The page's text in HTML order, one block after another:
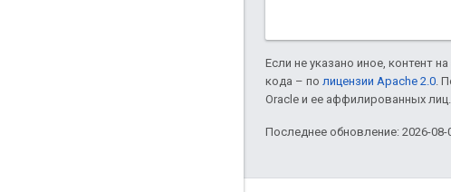
Если не указано иное, контент
кода – по лицензии Apache 2.0 .
Oracle и ее аффилированных лиц.
Последнее обновление: 2026-08-